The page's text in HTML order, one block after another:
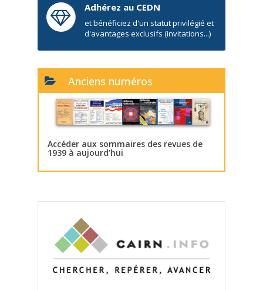
Adhérez au CEDN
et bénéficiez d'un statut privilégié et
d'avantages exclusifs (invitations...)
Anciens numéros
Accéder aux sommaires des revues de
1939 à aujourd’hui